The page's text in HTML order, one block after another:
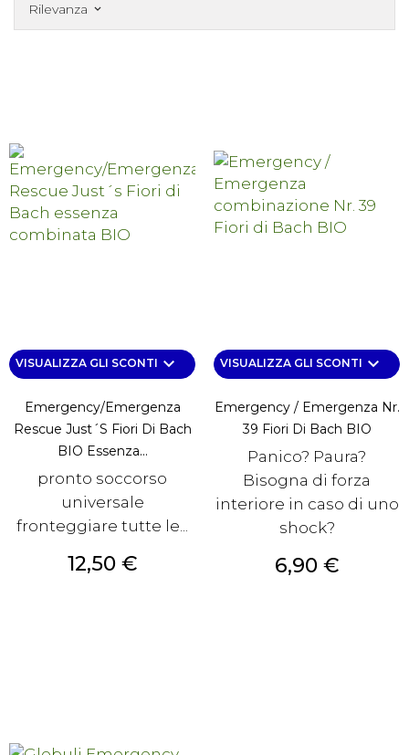
Rilevanza keyboard_arrow_down
VISUALIZZA GLI SCONTI keyboard_arrow_down
Emergency/Emergenza
Rescue Just´s Fiori Di Bach
BIO Essenza...
pronto soccorso
universale
fronteggiare tutte le...
Prezzo
12,50 €
VISUALIZZA GLI SCONTI keyboard_arrow_down
Emergency / Emergenza Nr.
39 Fiori Di Bach BIO
Panico? Paura?
Bisogna di forza
interiore in caso di uno
shock?
Prezzo
6,90 €